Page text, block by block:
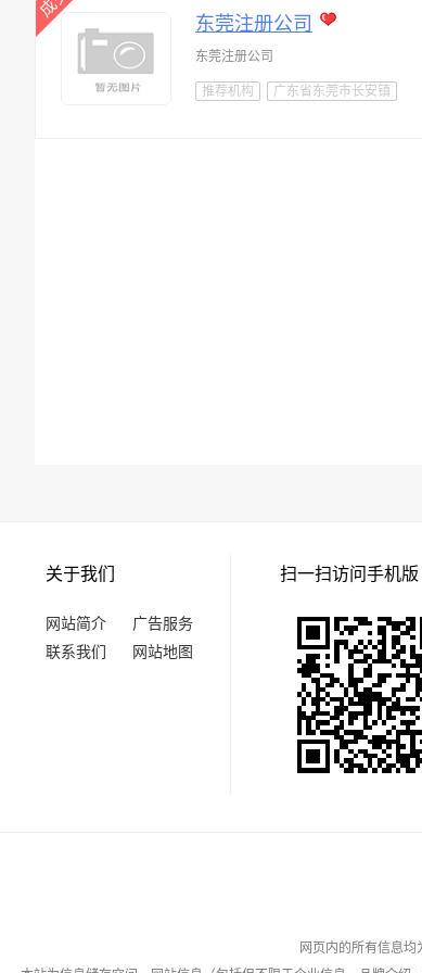
东莞注册公司
东莞注册公司
推荐机构 广东省东莞市长安镇
关于我们
网站简介
广告服务
联系我们
网站地图
扫一扫访问手机版
网页内的所有信息